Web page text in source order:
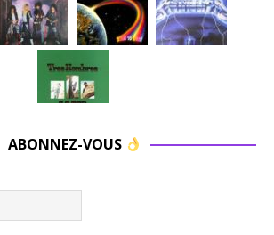
ABONNEZ-VOUS